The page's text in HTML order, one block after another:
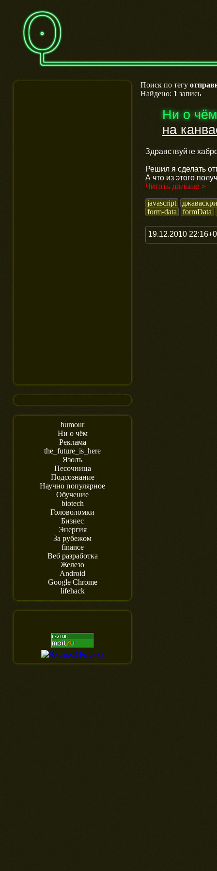
humour
Ни о чём
Реклама
the_future_is_here
Язолъ
Песочница
Подсознание
Научно популярное
Обучение
biotech
Головоломки
Бизнес
Энергия
За рубежом
finance
Веб разработка
Железо
Android
Google Chrome
lifehack
Поиск по тегу
Найдено: 1 запись
Ни о чём
на
Здравствуйте
Решил я сделать
А что из этого
Читать дальше >
javascript
form-data
formData
19.12.2010